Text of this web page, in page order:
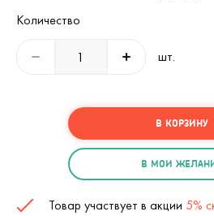
Количество
шт.
В КОРЗИНУ
В МОИ
Товар участвует в акции 5%